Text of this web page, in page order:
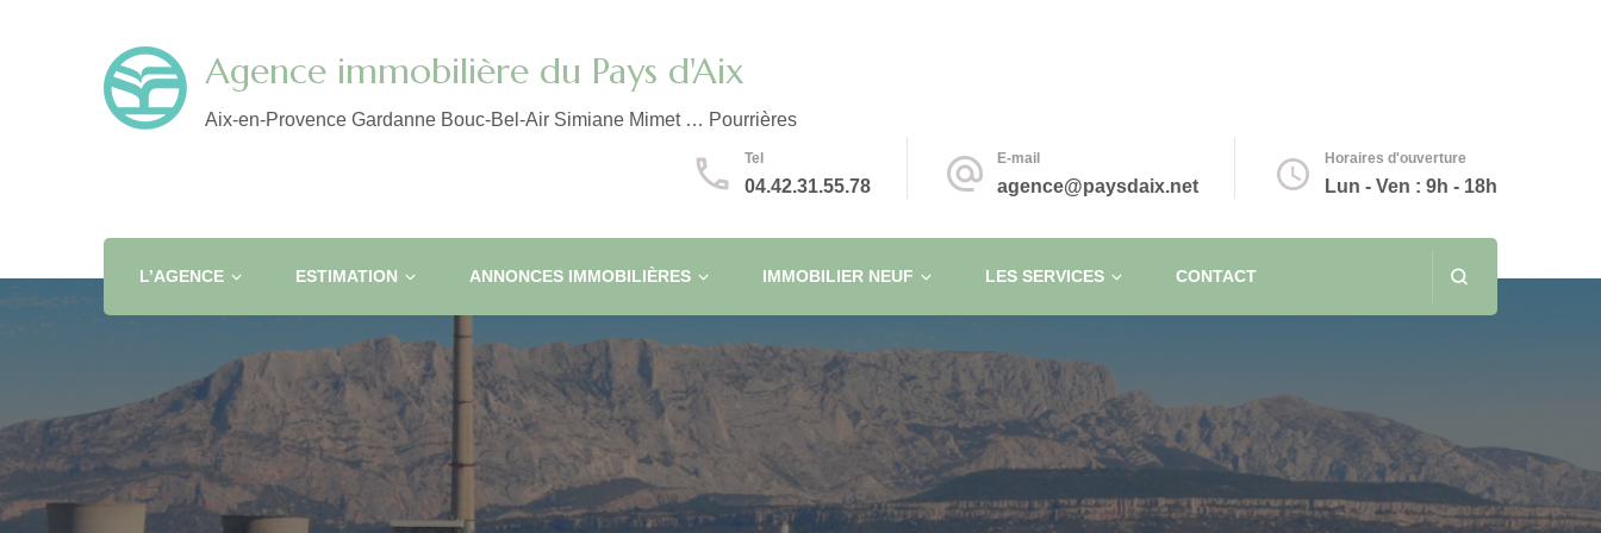
Agence immobilière du Pays d'Aix
Aix-en-Provence Gardanne Bouc-Bel-Air Simiane Mimet … Pourrières
Tel
04.42.31.55.78
E-mail
agence@paysdaix.net
Horaires d'ouverture
Lun - Ven : 9h - 18h
L’AGENCE ESTIMATION ANNONCES IMMOBILIÈRES IMMOBILIER NEUF LES SERVICES CONTACT